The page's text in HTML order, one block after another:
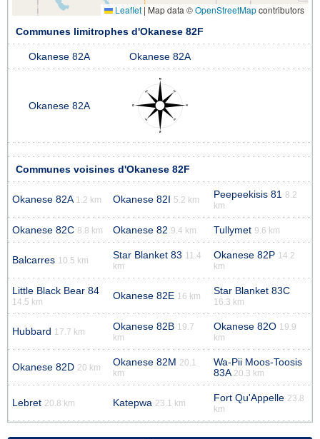
Leaflet | Map data ©OpenStreetMapcontributors
Communes limitrophes d'Okanese 82F
Okanese 82A Okanese 82A
Okanese 82A
Communes voisines d'Okanese 82F
Okanese 82A 1.2 km Okanese 82I 5.2 km Peepeekisis 81
8.2
km
Okanese 82C 8.8 km Okanese 82 9.4 km Tullymet 9.6 km
Balcarres 10.5 km Star Blanket 83 11.4
km
Okanese 82P 14.2
km
Little Black Bear 84
14.5 km
Okanese 82E 16 km Star Blanket 83C
16.3 km
Hubbard 17.7 km Okanese 82B 19.7
km
Okanese 82O 19.9
km
Okanese 82D 20 km Okanese 82M 20.1
km
Wa-Pii Moos-Toosis
83A 20.3 km
Lebret 20.8 km Katepwa 23.1 km Fort Qu'Appelle 23.8
km